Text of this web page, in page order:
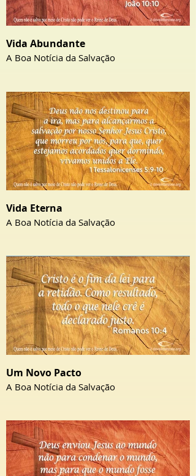
Vida Abundante
A Boa Notícia da Salvação
Vida Eterna
A Boa Notícia da Salvação
Um Novo Pacto
A Boa Notícia da Salvação